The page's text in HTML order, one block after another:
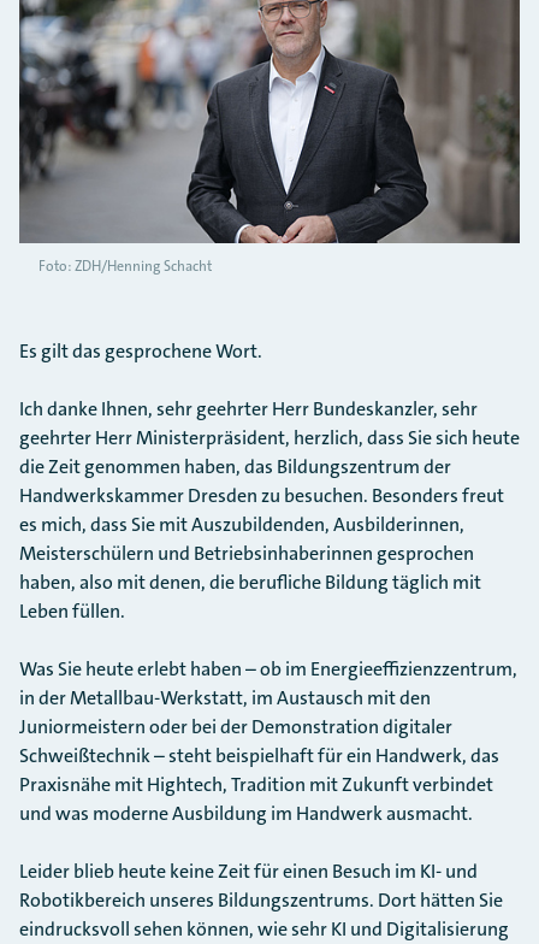
Foto: ZDH/Henning Schacht
Es gilt das gesprochene Wort.
Ich danke Ihnen, sehr geehrter Herr Bundeskanzler, sehr
geehrter Herr Ministerpräsident, herzlich, dass Sie sich heute
die Zeit genommen haben, das Bildungszentrum der
Handwerkskammer Dresden zu besuchen. Besonders freut
es mich, dass Sie mit Auszubildenden, Ausbilderinnen,
Meisterschülern und Betriebsinhaberinnen gesprochen
haben, also mit denen, die berufliche Bildung täglich mit
Leben füllen.
Was Sie heute erlebt haben – ob im Energieeffizienzzentrum,
in der Metallbau-Werkstatt, im Austausch mit den
Juniormeistern oder bei der Demonstration digitaler
Schweißtechnik – steht beispielhaft für ein Handwerk, das
Praxisnähe mit Hightech, Tradition mit Zukunft verbindet
und was moderne Ausbildung im Handwerk ausmacht.
Leider blieb heute keine Zeit für einen Besuch im KI- und
Robotikbereich unseres Bildungszentrums. Dort hätten Sie
eindrucksvoll sehen können, wie sehr KI und Digitalisierung